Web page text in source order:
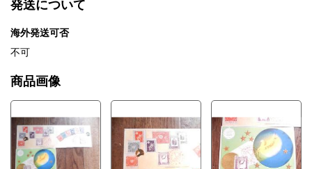
発送について
海外発送可否
不可
商品画像